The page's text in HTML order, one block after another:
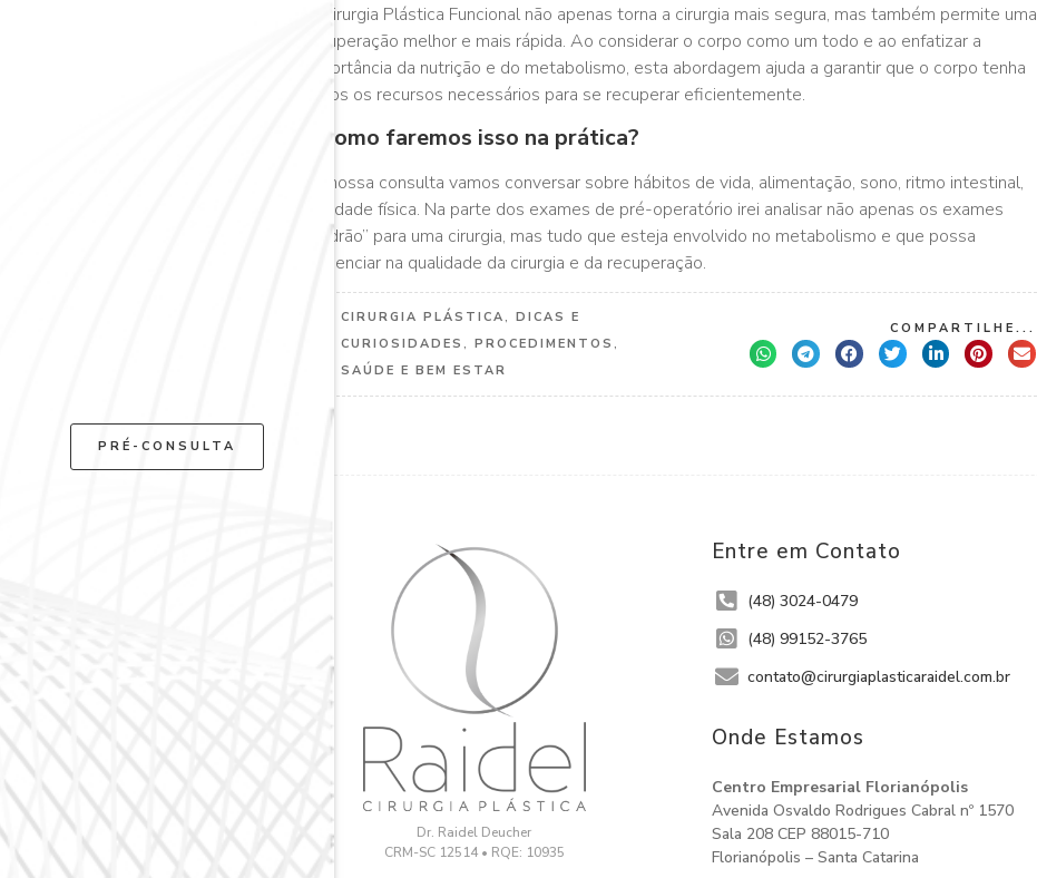
PRÉ-CONSULTA
A Cirurgia Plástica Funcional não apenas torna a cirurgia mais segura, mas também permite uma
recuperação melhor e mais rápida. Ao considerar o corpo como um todo e ao enfatizar a
importância da nutrição e do metabolismo, esta abordagem ajuda a garantir que o corpo tenha
todos os recursos necessários para se recuperar eficientemente.
E como faremos isso na prática?
Na nossa consulta vamos conversar sobre hábitos de vida, alimentação, sono, ritmo intestinal,
atividade física. Na parte dos exames de pré-operatório irei analisar não apenas os exames
“padrão” para uma cirurgia, mas tudo que esteja envolvido no metabolismo e que possa
influenciar na qualidade da cirurgia e da recuperação.
CIRURGIA PLÁSTICA , DICAS E
CURIOSIDADES , PROCEDIMENTOS ,
SAÚDE E BEM ESTAR
COMPARTILHE...
Dr. Raidel Deucher
CRM-SC 12514 • RQE: 10935
Entre em Contato
(48) 3024-0479
(48) 99152-3765
contato@cirurgiaplasticaraidel.com.br
Onde Estamos​
Centro Empresarial Florianópolis
Avenida Osvaldo Rodrigues Cabral nº 1570
Sala 208 CEP 88015-710
Florianópolis – Santa Catarina